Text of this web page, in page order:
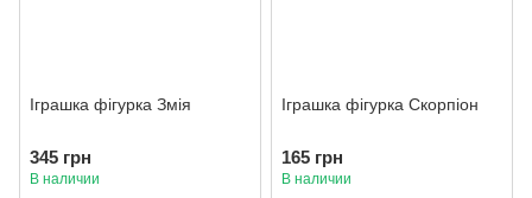
Іграшка фігурка Змія
345 грн
В наличии
Іграшка фігурка Скорпіон
165 грн
В наличии